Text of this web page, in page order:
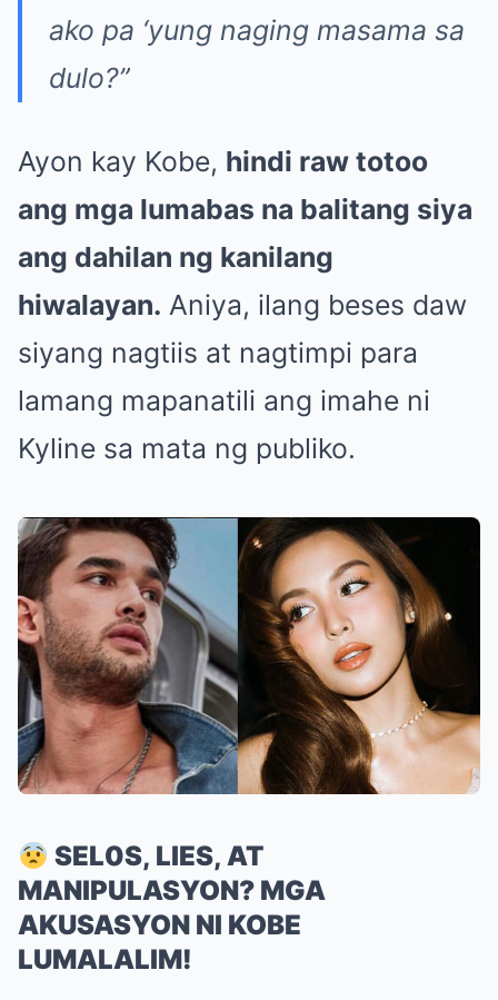
ako pa ‘yung naging masama sa
dulo?”
Ayon kay Kobe, hindi raw totoo
ang mga lumabas na balitang siya
ang dahilan ng kanilang
hiwalayan. Aniya, ilang beses daw
siyang nagtiis at nagtimpi para
lamang mapanatili ang imahe ni
Kyline sa mata ng publiko.
SEL0S, LIES, AT
MANIPULASYON? MGA
AKUSASYON NI KOBE
LUMALALIM!